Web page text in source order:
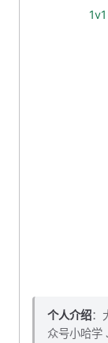
三、在
个人介绍：
众号小哈学